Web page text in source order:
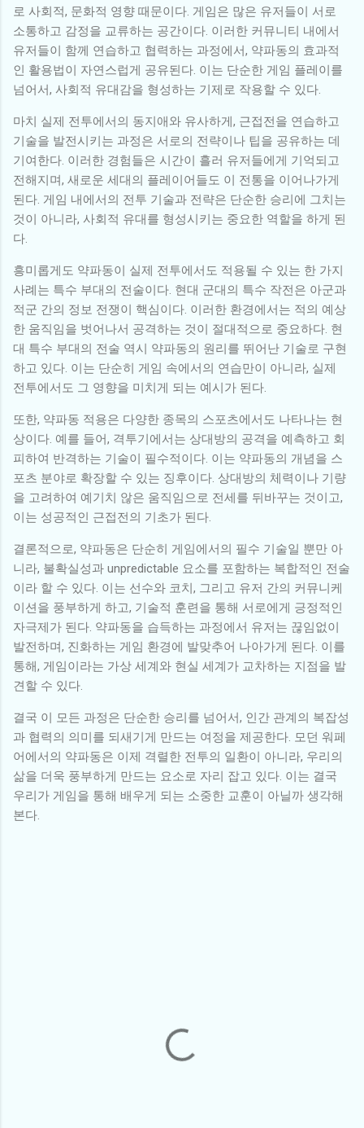
로 사회적, 문화적 영향 때문이다. 게임은 많은 유저들이 서로
소통하고 감정을 교류하는 공간이다. 이러한 커뮤니티 내에서
유저들이 함께 연습하고 협력하는 과정에서, 약파동의 효과적
인 활용법이 자연스럽게 공유된다. 이는 단순한 게임 플레이를
넘어서, 사회적 유대감을 형성하는 기제로 작용할 수 있다.
마치 실제 전투에서의 동지애와 유사하게, 근접전을 연습하고
기술을 발전시키는 과정은 서로의 전략이나 팁을 공유하는 데
기여한다. 이러한 경험들은 시간이 흘러 유저들에게 기억되고
전해지며, 새로운 세대의 플레이어들도 이 전통을 이어나가게
된다. 게임 내에서의 전투 기술과 전략은 단순한 승리에 그치는
것이 아니라, 사회적 유대를 형성시키는 중요한 역할을 하게 된
다.
흥미롭게도 약파동이 실제 전투에서도 적용될 수 있는 한 가지
사례는 특수 부대의 전술이다. 현대 군대의 특수 작전은 아군과
적군 간의 정보 전쟁이 핵심이다. 이러한 환경에서는 적의 예상
한 움직임을 벗어나서 공격하는 것이 절대적으로 중요하다. 현
대 특수 부대의 전술 역시 약파동의 원리를 뛰어난 기술로 구현
하고 있다. 이는 단순히 게임 속에서의 연습만이 아니라, 실제
전투에서도 그 영향을 미치게 되는 예시가 된다.
또한, 약파동 적용은 다양한 종목의 스포츠에서도 나타나는 현
상이다. 예를 들어, 격투기에서는 상대방의 공격을 예측하고 회
피하여 반격하는 기술이 필수적이다. 이는 약파동의 개념을 스
포츠 분야로 확장할 수 있는 징후이다. 상대방의 체력이나 기량
을 고려하여 예기치 않은 움직임으로 전세를 뒤바꾸는 것이고,
이는 성공적인 근접전의 기초가 된다.
결론적으로, 약파동은 단순히 게임에서의 필수 기술일 뿐만 아
니라, 불확실성과 unpredictable 요소를 포함하는 복합적인 전술
이라 할 수 있다. 이는 선수와 코치, 그리고 유저 간의 커뮤니케
이션을 풍부하게 하고, 기술적 훈련을 통해 서로에게 긍정적인
자극제가 된다. 약파동을 습득하는 과정에서 유저는 끊임없이
발전하며, 진화하는 게임 환경에 발맞추어 나아가게 된다. 이를
통해, 게임이라는 가상 세계와 현실 세계가 교차하는 지점을 발
견할 수 있다.
결국 이 모든 과정은 단순한 승리를 넘어서, 인간 관계의 복잡성
과 협력의 의미를 되새기게 만드는 여정을 제공한다. 모던 워페
어에서의 약파동은 이제 격렬한 전투의 일환이 아니라, 우리의
삶을 더욱 풍부하게 만드는 요소로 자리 잡고 있다. 이는 결국
우리가 게임을 통해 배우게 되는 소중한 교훈이 아닐까 생각해
본다.